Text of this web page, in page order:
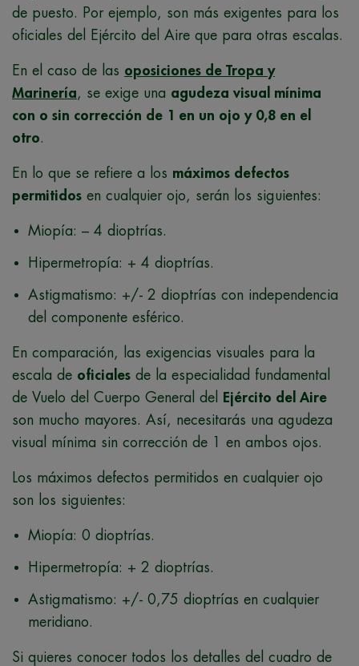
de puesto. Por ejemplo, son más exigentes para los
oficiales del Ejército del Aire que para otras escalas.
En el caso de las oposiciones de Tropa y
Marinería, se exige una agudeza visual mínima
con o sin corrección de 1 en un ojo y 0,8 en el
otro.
En lo que se refiere a los máximos defectos
permitidos en cualquier ojo, serán los siguientes:
Miopía: – 4 dioptrías.
Hipermetropía: + 4 dioptrías.
Astigmatismo: +/- 2 dioptrías con independencia
del componente esférico.
En comparación, las exigencias visuales para la
escala de oficiales de la especialidad fundamental
de Vuelo del Cuerpo General del
Ejército del Aire
son mucho mayores. Así, necesitarás una agudeza
visual mínima sin corrección de 1 en ambos ojos.
Los máximos defectos permitidos en cualquier ojo
son los siguientes:
Miopía: 0 dioptrías.
Hipermetropía: + 2 dioptrías.
Astigmatismo: +/- 0,75 dioptrías en cualquier
meridiano.
Si quieres conocer todos los detalles del cuadro de